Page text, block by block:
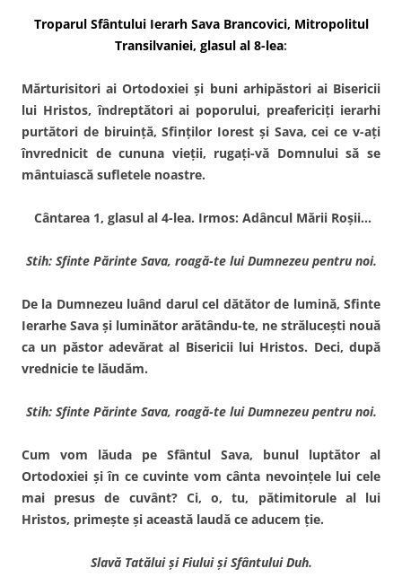
Troparul Sfântului Ierarh Sava Brancovici, Mitropolitul
Transilvaniei, glasul al 8-lea:
Mărturisitori ai Ortodoxiei şi buni arhipăstori ai Bisericii
lui Hristos, îndreptători ai poporului, prea­fericiţi ierarhi
purtători de biruinţă, Sfinţilor Iorest şi Sava, cei ce v-aţi
învrednicit de cununa vieţii, rugaţi-vă Domnului să se
mântuiască sufletele noastre.
Cântarea 1, glasul al 4-lea. Irmos: Adâncul Mării Roşii…
Stih: Sfinte Părinte Sava, roagă-te lui Dumnezeu pentru noi.
De la Dumnezeu luând darul cel dătător de lumină, Sfinte
Ierarhe Sava şi luminător arătându-te, ne străluceşti nouă
ca un păstor adevărat al Bisericii lui Hristos. Deci, după
vrednicie te lăudăm.
Stih: Sfinte Părinte Sava, roagă-te lui Dumnezeu pentru noi.
Cum vom lăuda pe Sfântul Sava, bunul luptător al
Ortodoxiei şi în ce cuvinte vom cânta nevoinţele lui cele
mai presus de cuvânt? Ci, o, tu, pătimitorule al lui
Hristos, primeşte şi această laudă ce aducem ţie.
Slavă Tatălui şi Fiului şi Sfântului Duh.